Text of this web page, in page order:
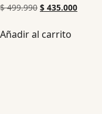
$499.990 $ 435.000
Añadir al carrito